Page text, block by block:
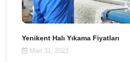
Yenikent Halı Yıkama Fiyatları
Mart 31, 2023